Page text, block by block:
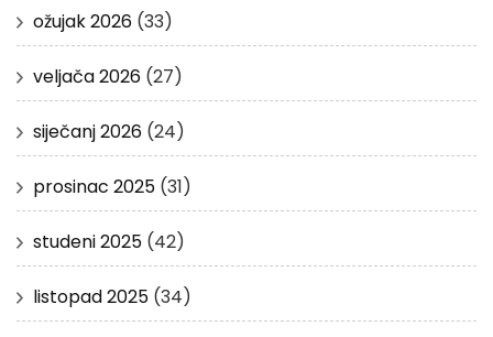
ožujak 2026 (33)
veljača 2026 (27)
siječanj 2026 (24)
prosinac 2025 (31)
studeni 2025 (42)
listopad 2025 (34)